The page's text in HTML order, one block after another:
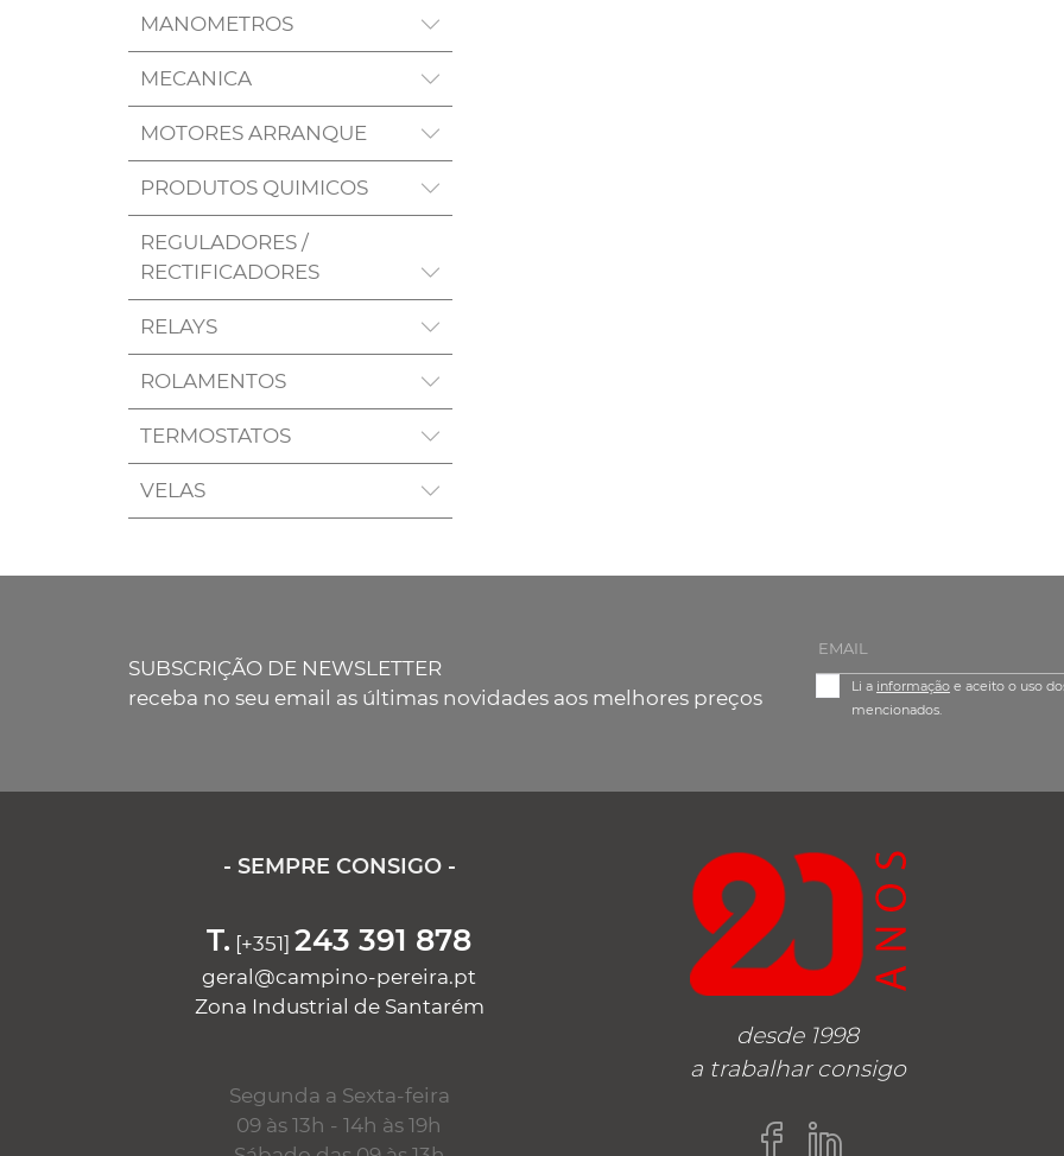
MANOMETROS
MECANICA
MOTORES ARRANQUE
PRODUTOS QUIMICOS
REGULADORES /
RECTIFICADORES
RELAYS
ROLAMENTOS
TERMOSTATOS
VELAS
SUBSCRIÇÃO DE NEWSLETTER
receba no seu email as últimas novidades aos melhores preços
Li a informação e aceito o uso
mencionados.
- SEMPRE CONSIGO -
T. [+351]243 391 878
geral@campino-pereira.pt
Zona Industrial de Santarém
Segunda a Sexta-feira
09 às 13h - 14h às 19h
desde 1998
a trabalhar consigo